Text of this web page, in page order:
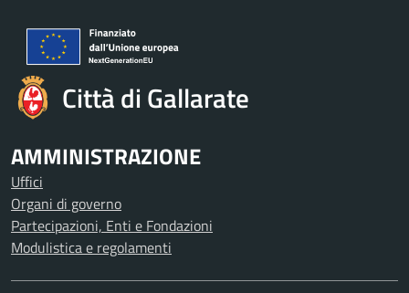
Città di Gallarate
AMMINISTRAZIONE
Uffici
Organi di governo
Partecipazioni, Enti e Fondazioni
Modulistica e regolamenti